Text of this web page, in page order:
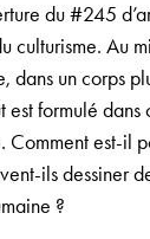
du #245
culturisme. Au
dans un corps
est formulé
est-il
ils dessiner
?